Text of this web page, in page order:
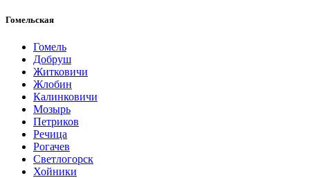
Гомельская
Гомель
Добруш
Житковичи
Жлобин
Калинковичи
Мозырь
Петриков
Речица
Рогачев
Светлогорск
Хойники